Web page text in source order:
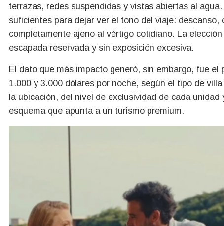
terrazas, redes suspendidas y vistas abiertas al
suficientes para dejar ver el tono del viaje:
completamente ajeno al vértigo cotidiano. La
escapada reservada y sin exposición excesiva.
El dato que más impacto generó, sin embargo, fue
1.000 y 3.000 dólares por noche, según el tipo de
la ubicación, del nivel de exclusividad de cada
esquema que apunta a un turismo premium.